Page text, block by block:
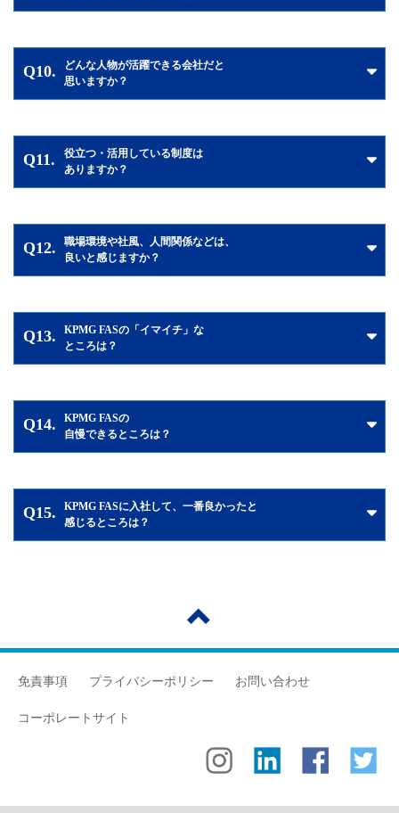
Q10.
どんな人物が活躍できる会社だと
思いますか？
Q11.
役立つ・活用している制度は
ありますか？
Q12.
職場環境や社風、人間関係などは、
良いと感じますか？
Q13.
KPMG FASの「イマイチ」な
ところは？
Q14.
KPMG FASの
自慢できるところは？
Q15.
KPMG FASに入社して、一番良かったと
感じるところは？
免責事項 プライバシーポリシー お問い合わせ
コーポレートサイト